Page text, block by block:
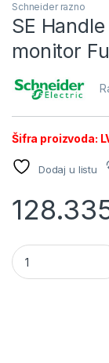
Schneider razno
SE
monitor
Šifra proizvoda:
Dodaj u listu
SE Handle with